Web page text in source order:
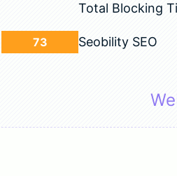
Total Blocking
73 Seobility SEO